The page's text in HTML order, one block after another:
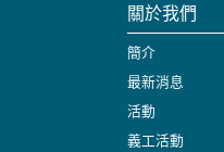
關於我們
簡介
最新消息
活動
義工活動